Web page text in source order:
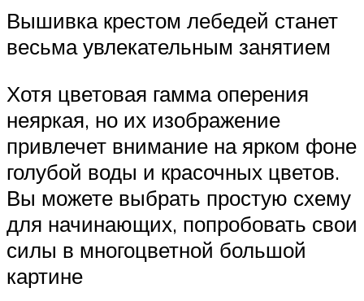
Вышивка крестом лебедей станет
весьма увлекательным занятием
Хотя цветовая гамма оперения
неяркая, но их изображение
привлечет внимание на ярком фоне
голубой воды и красочных цветов.
Вы можете выбрать простую схему
для начинающих, попробовать свои
силы в многоцветной большой
картине